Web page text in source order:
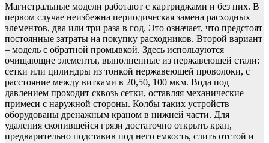
Магистральные модели работают с картриджами и без них. В
первом случае неизбежна периодическая замена расходных
элементов, два или три раза в год. Это означает, что предстоят
постоянные затраты на покупку расходников. Второй вариант
– модель с обратной промывкой. Здесь используются
очищающие элементы, выполненные из нержавеющей стали:
сетки или цилиндры из тонкой нержавеющей проволоки, с
расстояние между витками в 20,50, 100 мкм. Вода под
давлением проходит сквозь сетки, оставляя механические
примеси с наружной стороны. Колбы таких устройств
оборудованы дренажным краном в нижней части. Для
удаления скопившейся грязи достаточно открыть кран,
предварительно подставив под него емкость, слить отстой и